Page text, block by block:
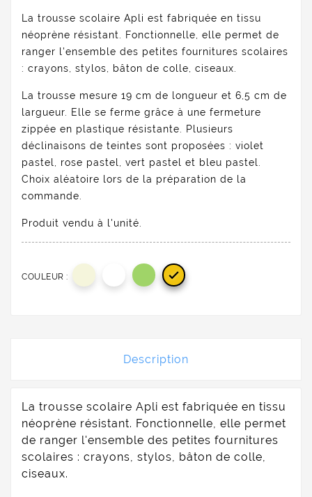
La trousse scolaire Apli est fabriquée en tissu
néoprène résistant. Fonctionnelle, elle permet de
ranger l'ensemble des petites fournitures scolaires
: crayons, stylos, bâton de colle, ciseaux.
La trousse mesure 19 cm de longueur et 6,5 cm de
largueur. Elle se ferme grâce à une fermeture
zippée en plastique résistante. Plusieurs
déclinaisons de teintes sont proposées : violet
pastel, rose pastel, vert pastel et bleu pastel.
Choix aléatoire lors de la préparation de la
commande.
Produit vendu à l'unité.
COULEUR : 
Description
La trousse scolaire Apli est fabriquée en tissu
néoprène résistant. Fonctionnelle, elle permet
de ranger l'ensemble des petites fournitures
scolaires : crayons, stylos, bâton de colle,
ciseaux.